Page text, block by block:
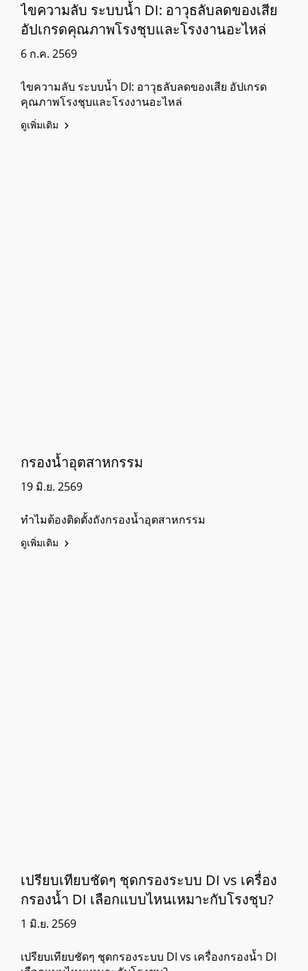
ไขความลับ ระบบน้ำ DI: อาวุธลับลดของเสีย
อัปเกรดคุณภาพโรงชุบและโรงงานอะไหล่
6 ก.ค. 2569
ไขความลับ ระบบน้ำ DI: อาวุธลับลดของเสีย อัปเกรด
คุณภาพโรงชุบและโรงงานอะไหล่
ดูเพิ่มเติม
กรองน้ำอุตสาหกรรม
19 มิ.ย. 2569
ทำไมต้องติดตั้งถังกรองน้ำอุตสาหกรรม
ดูเพิ่มเติม
เปรียบเทียบชัดๆ ชุดกรองระบบ DI vs เครื่อง
กรองน้ำ DI เลือกแบบไหนเหมาะกับโรงชุบ?
1 มิ.ย. 2569
เปรียบเทียบชัดๆ ชุดกรองระบบ DI vs เครื่องกรองน้ำ DI